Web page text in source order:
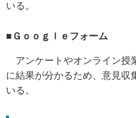
いる。
■Ｇｏｏｇｌｅフォーム
アンケートやオンライン授
に結果が分かるため、意見収
いる。